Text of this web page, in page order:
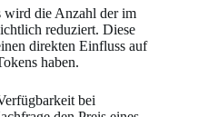
wird die Anzahl der im
reduziert. Diese
direkten Einfluss auf
haben.
bei